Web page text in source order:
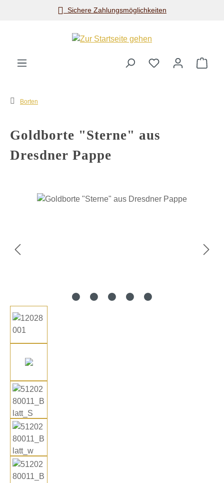
Zum Hauptinhalt springenSichere Zahlungsmöglichkeiten
Borten
Goldborte "Sterne" aus
Dresdner Pappe
Bildergalerie überspringen